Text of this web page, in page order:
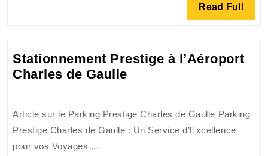
Toute
Sérénité
Read Full Read
Full
Stationnement Prestige à l’Aéroport
Charles de GaulleStationnement
l’Aéroport
Charles
Article sur le Parking Prestige Charles de Gaulle Parking
Prestige Charles de Gaulle : Un Service d’Excellence
pour vos Voyages ...